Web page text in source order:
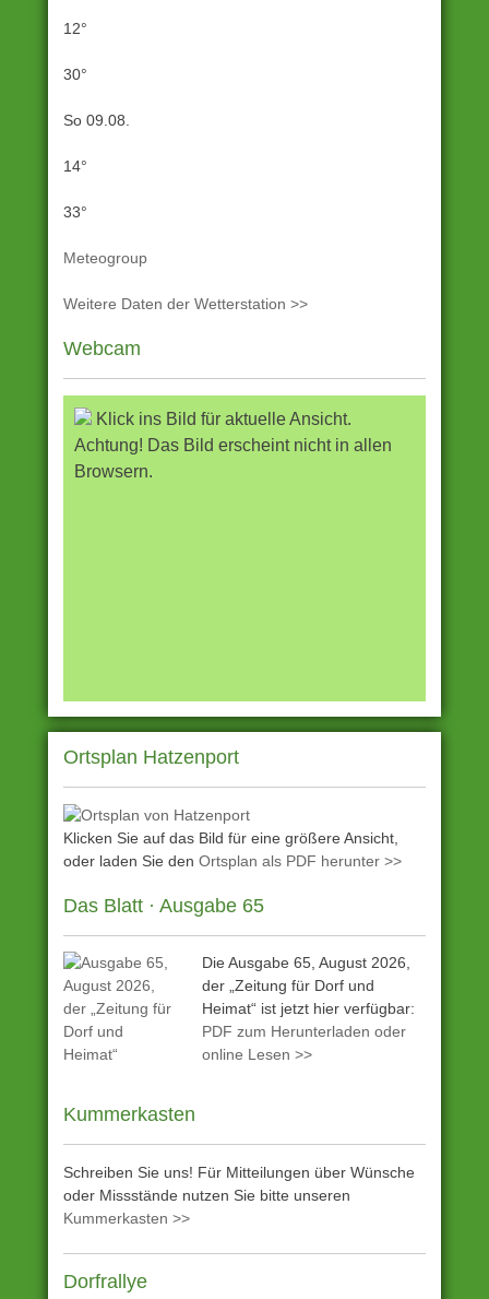
12°
30°
So 09.08.
14°
33°
Meteogroup
Weitere Daten der Wetterstation >>
Webcam
Klick ins Bild für aktuelle Ansicht.
Achtung! Das Bild erscheint nicht in allen
Browsern.
Ortsplan Hatzenport
Klicken Sie auf das Bild für eine größere Ansicht,
oder laden Sie den Ortsplan als PDF herunter >>
Das Blatt · Ausgabe 65
Die Ausgabe 65, August 2026,
der „Zeitung für Dorf und
Heimat“ ist jetzt hier verfügbar:
PDF zum Herunterladen oder
online Lesen >>
Kummerkasten
Schreiben Sie uns! Für Mitteilungen über Wünsche
oder Missstände nutzen Sie bitte unseren
Kummerkasten >>
Dorfrallye